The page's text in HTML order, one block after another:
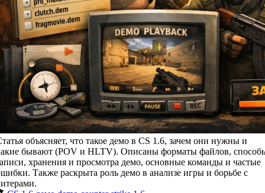
объясняет, что такое демо в CS 1.6, зачем они нужны и
бывают (POV и HLTV). Описаны форматы файлов,
хранения и просмотра демо, основные команды и частые
Также раскрыта роль демо в анализе игры и борьбе с